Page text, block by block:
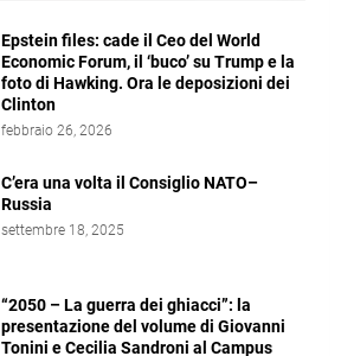
Epstein files: cade il Ceo del World
Economic Forum, il ‘buco’ su Trump e la
foto di Hawking. Ora le deposizioni dei
Clinton
febbraio 26, 2026
C’era una volta il Consiglio NATO–
Russia
settembre 18, 2025
“2050 – La guerra dei ghiacci”: la
presentazione del volume di Giovanni
Tonini e Cecilia Sandroni al Campus